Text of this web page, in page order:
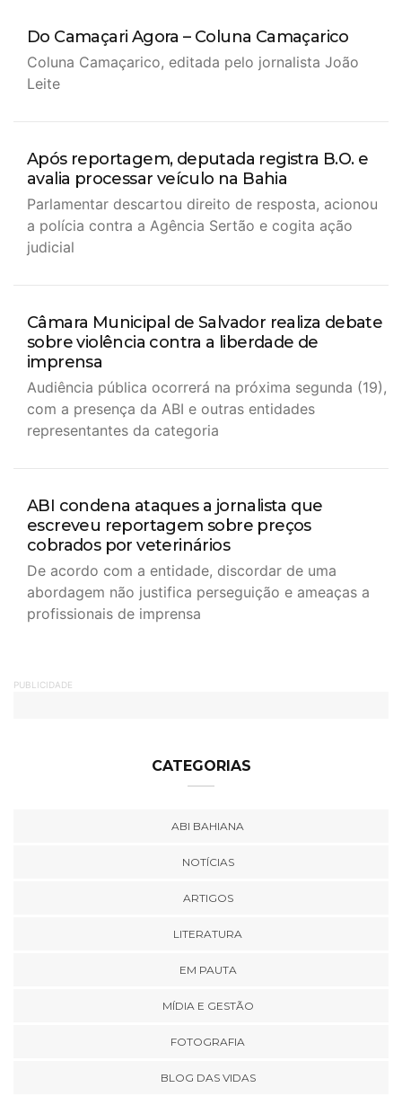
Do Camaçari Agora – Coluna Camaçarico
Coluna Camaçarico, editada pelo jornalista João
Leite
Após reportagem, deputada registra B.O. e
avalia processar veículo na Bahia
Parlamentar descartou direito de resposta, acionou
a polícia contra a Agência Sertão e cogita ação
judicial
Câmara Municipal de Salvador realiza debate
sobre violência contra a liberdade de
imprensa
Audiência pública ocorrerá na próxima segunda (19),
com a presença da ABI e outras entidades
representantes da categoria
ABI condena ataques a jornalista que
escreveu reportagem sobre preços
cobrados por veterinários
De acordo com a entidade, discordar de uma
abordagem não justifica perseguição e ameaças a
profissionais de imprensa
PUBLICIDADE
CATEGORIAS
ABI BAHIANA
NOTÍCIAS
ARTIGOS
LITERATURA
EM PAUTA
MÍDIA E GESTÃO
FOTOGRAFIA
BLOG DAS VIDAS